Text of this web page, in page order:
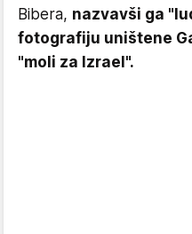
Bibera, nazvavši ga
fotografiju uništene
"moli za Izrael".